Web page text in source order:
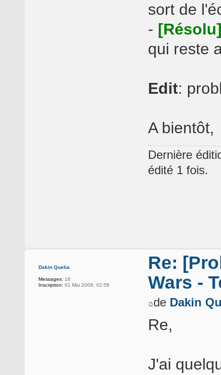
sort de
-
qui reste
Edit:
A bientôt,
Dernière
édité 1 fois.
Dakin Quelia
Messages: 16
Inscription: 01 Mai 2009, 02:58
Re:
Wars -
de Dakin
Re,
J'ai